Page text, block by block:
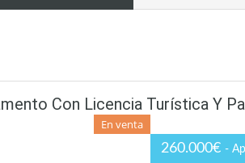
Con Licencia Turística Y
En venta
260.000€ -